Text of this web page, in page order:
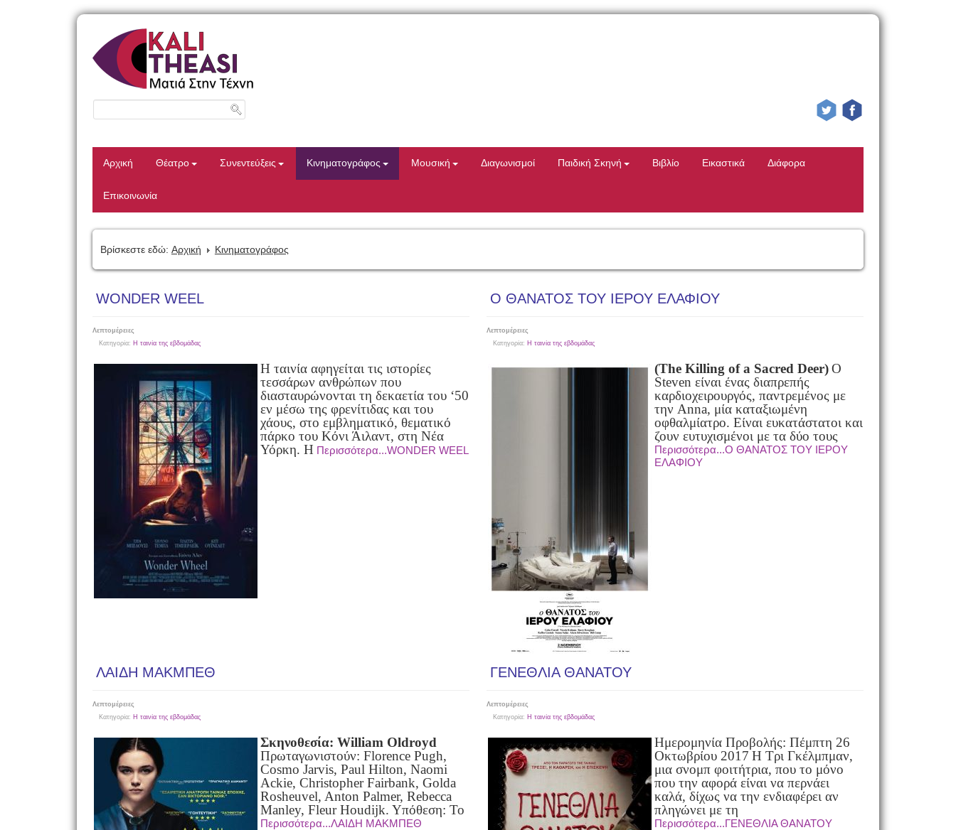
Αρχική Θέατρο Συνεντεύξεις Κινηματογράφος Μουσική Διαγωνισμοί Παιδική Σκηνή Βιβλίο Εικαστικά Διάφορα
Επικοινωνία
Βρίσκεστε εδώ: Αρχική Κινηματογράφος
WONDER WEEL
Λεπτομέρειες
Κατηγορία: Η ταινία της εβδομάδας
H ταινία αφηγείται τις ιστορίες
τεσσάρων ανθρώπων που
διασταυρώνονται τη δεκαετία του ‘50
εν μέσω της φρενίτιδας και του
χάους, στο εμβληματικό, θεματικό
πάρκο του Κόνι Άιλαντ, στη Νέα
Υόρκη. Η Περισσότερα...WONDER WEEL
Ο ΘΑΝΑΤΟΣ ΤΟΥ ΙΕΡΟΥ ΕΛΑΦΙΟΥ
Λεπτομέρειες
Κατηγορία: Η ταινία της εβδομάδας
(The Killing of a Sacred Deer) Ο
Steven είναι ένας διαπρεπής
καρδιοχειρουργός, παντρεμένος με
την Anna, μία καταξιωμένη
οφθαλμίατρο. Είναι ευκατάστατοι και
ζουν ευτυχισμένοι με τα δύο τους
Περισσότερα...Ο ΘΑΝΑΤΟΣ ΤΟΥ ΙΕΡΟΥ
ΕΛΑΦΙΟΥ
ΛΑΙΔΗ ΜΑΚΜΠΕΘ
Λεπτομέρειες
Κατηγορία: Η ταινία της εβδομάδας
Σκηνοθεσία: William Oldroyd
Πρωταγωνιστούν: Florence Pugh,
Cosmo Jarvis, Paul Hilton, Naomi
Ackie, Christopher Fairbank, Golda
Rosheuvel, Anton Palmer, Rebecca
Manley, Fleur Houdijk. Υπόθεση: Το
Περισσότερα...ΛΑΙΔΗ ΜΑΚΜΠΕΘ
ΓΕΝΕΘΛΙΑ ΘΑΝΑΤΟΥ
Λεπτομέρειες
Κατηγορία: Η ταινία της εβδομάδας
Ημερομηνία Προβολής: Πέμπτη 26
Οκτωβρίου 2017 Η Τρι Γκέλμπμαν,
μια σνομπ φοιτήτρια, που το μόνο
που την αφορά είναι να περνάει
καλά, δίχως να την ενδιαφέρει αν
πληγώνει με τη
Περισσότερα...ΓΕΝΕΘΛΙΑ ΘΑΝΑΤΟΥ